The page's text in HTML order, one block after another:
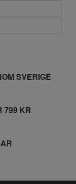
SVERIGE
799 KR